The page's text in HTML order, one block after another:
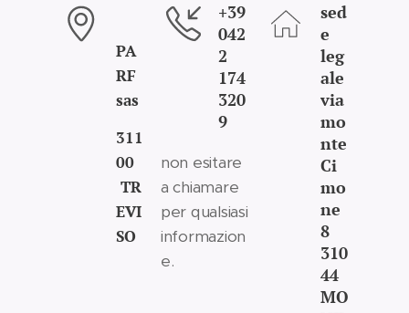
PA
RF
sas
311
00
TR
EVI
SO
+39
042
2
174
320
9
non esitare
a chiamare
per qualsiasi
informazion
e.
sed
e
leg
ale
via
mo
nte
Ci
mo
ne
8
310
44
MO